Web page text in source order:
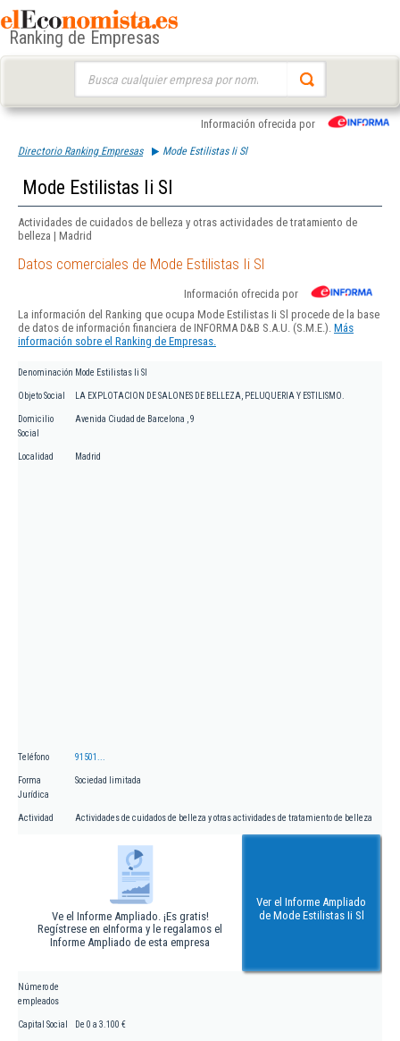
Ranking de Empresas
Información ofrecida por
Directorio Ranking Empresas Mode Estilistas Ii Sl
Mode Estilistas Ii Sl
Actividades de cuidados de belleza y otras actividades de tratamiento de
belleza | Madrid
Datos comerciales de Mode Estilistas Ii Sl
Información ofrecida por
La información del Ranking que ocupa Mode Estilistas Ii Sl procede de la base
de datos de información financiera de INFORMA D&B S.A.U. (S.M.E.). Más
información sobre el Ranking de Empresas.
Denominación Mode Estilistas Ii Sl
Objeto Social LA EXPLOTACION DE SALONES DE BELLEZA, PELUQUERIA Y ESTILISMO.
Domicilio
Social
Avenida Ciudad de Barcelona , 9
Localidad Madrid
Teléfono 91501...
Forma
Jurídica
Sociedad limitada
Actividad Actividades de cuidados de belleza y otras actividades de tratamiento de belleza
Ve el Informe Ampliado. ¡Es gratis!
Regístrese en eInforma y le regalamos el
Informe Ampliado de esta empresa
Ver el Informe Ampliado
de Mode Estilistas Ii Sl
Número de
empleados
Capital Social De 0 a 3.100 €